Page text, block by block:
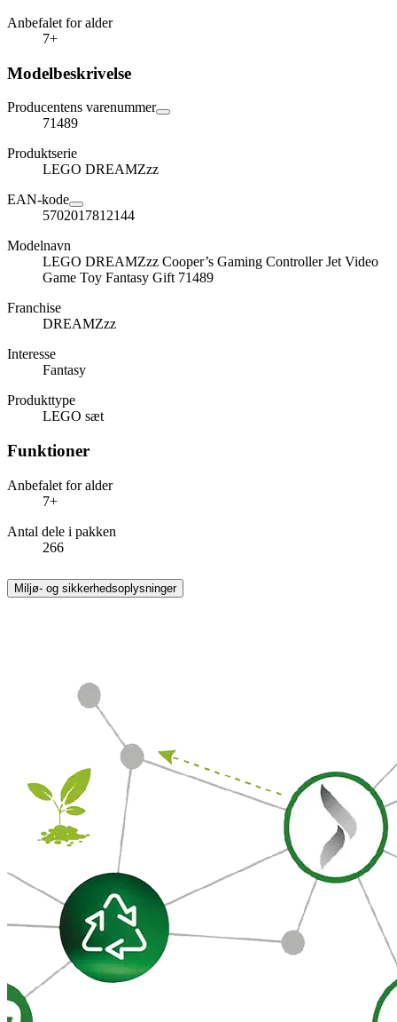
Anbefalet for alder
7+
Modelbeskrivelse
Producentens varenummer
71489
Produktserie
LEGO DREAMZzz
EAN-kode
5702017812144
Modelnavn
LEGO DREAMZzz Cooper’s Gaming Controller Jet Video
Game Toy Fantasy Gift 71489
Franchise
DREAMZzz
Interesse
Fantasy
Produkttype
LEGO sæt
Funktioner
Anbefalet for alder
7+
Antal dele i pakken
266
Miljø- og sikkerhedsoplysninger